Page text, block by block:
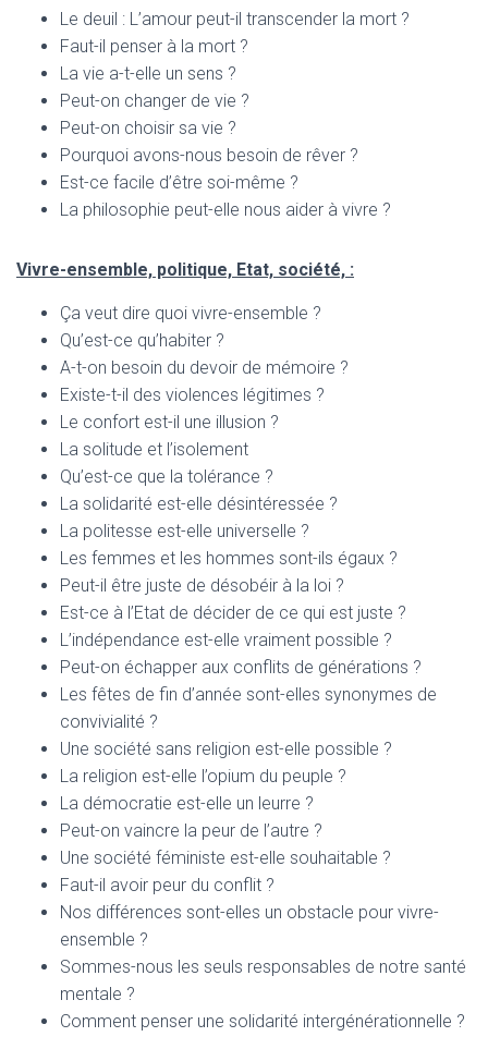
Le deuil : L’amour peut-il transcender la mort ?
Faut-il penser à la mort ?
La vie a-t-elle un sens ?
Peut-on changer de vie ?
Peut-on choisir sa vie ?
Pourquoi avons-nous besoin de rêver ?
Est-ce facile d’être soi-même ?
La philosophie peut-elle nous aider à vivre ?
Vivre-ensemble, politique, Etat, société, :
Ça veut dire quoi vivre-ensemble ?
Qu’est-ce qu’habiter ?
A-t-on besoin du devoir de mémoire ?
Existe-t-il des violences légitimes ?
Le confort est-il une illusion ?
La solitude et l’isolement
Qu’est-ce que la tolérance ?
La solidarité est-elle désintéressée ?
La politesse est-elle universelle ?
Les femmes et les hommes sont-ils égaux ?
Peut-il être juste de désobéir à la loi ?
Est-ce à l’Etat de décider de ce qui est juste ?
L’indépendance est-elle vraiment possible ?
Peut-on échapper aux conflits de générations ?
Les fêtes de fin d’année sont-elles synonymes de
convivialité ?
Une société sans religion est-elle possible ?
La religion est-elle l’opium du peuple ?
La démocratie est-elle un leurre ?
Peut-on vaincre la peur de l’autre ?
Une société féministe est-elle souhaitable ?
Faut-il avoir peur du conflit ?
Nos différences sont-elles un obstacle pour vivre-
ensemble ?
Sommes-nous les seuls responsables de notre santé
mentale ?
Comment penser une solidarité intergénérationnelle ?